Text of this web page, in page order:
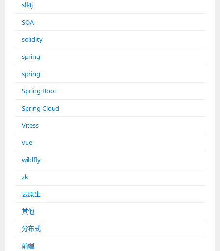
slf4j
SOA
solidity
spring
spring
Spring Boot
Spring Cloud
Vitess
vue
wildfly
zk
云原生
其他
分布式
前端